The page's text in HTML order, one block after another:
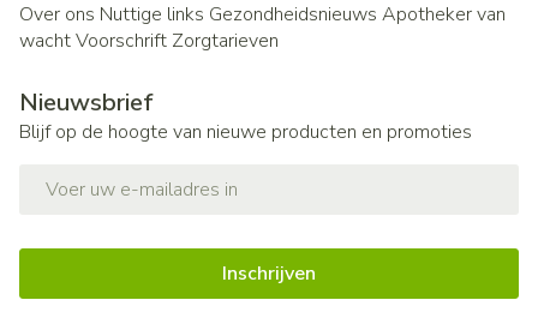
Over ons Nuttige links Gezondheidsnieuws Apotheker van
wachtVoorschrift Zorgtarieven
Nieuwsbrief
Blijf op de hoogte van nieuwe producten en promoties
Inschrijven